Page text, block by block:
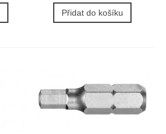
Přidat do košíku